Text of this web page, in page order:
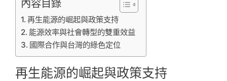
內容目錄
再生能源的崛起與政策支持
能源效率與社會轉型的雙重效益
國際合作與台灣的綠色定位
再生能源的崛起與政策支持